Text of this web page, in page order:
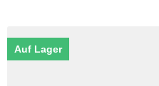
Auf Lager